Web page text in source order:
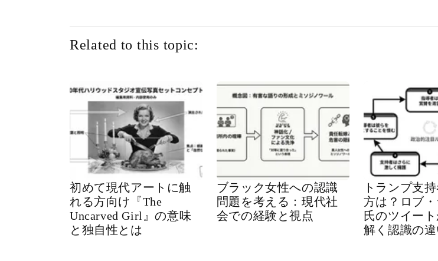
Related to this topic:
初めて現代アートに触
れる方向け『The
Uncarved Girl』の意味
と独自性とは
ブラック女性への認識
問題を考える：現代社
会での経験と視点
トランプ支
方は？ロブ
氏のツイー
解く認識の違